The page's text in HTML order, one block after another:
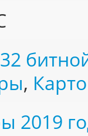
,
2019